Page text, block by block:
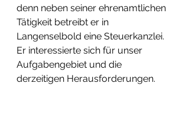
denn neben seiner ehrenamtlichen
Tätigkeit betreibt er in
Langenselbold eine Steuerkanzlei.
Er interessierte sich für unser
Aufgabengebiet und die
derzeitigen Herausforderungen.